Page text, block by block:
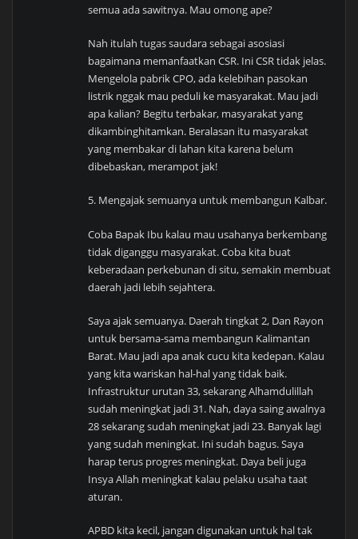
semua ada sawitnya. Mau omong ape?
Nah itulah tugas saudara sebagai asosiasi
bagaimana memanfaatkan CSR. Ini CSR tidak jelas.
Mengelola pabrik CPO, ada kelebihan pasokan
listrik nggak mau peduli ke masyarakat. Mau jadi
apa kalian? Begitu terbakar, masyarakat yang
dikambinghitamkan. Beralasan itu masyarakat
yang membakar di lahan kita karena belum
dibebaskan, merampot jak!
5. Mengajak semuanya untuk membangun Kalbar.
Coba Bapak Ibu kalau mau usahanya berkembang
tidak diganggu masyarakat. Coba kita buat
keberadaan perkebunan di situ, semakin membuat
daerah jadi lebih sejahtera.
Saya ajak semuanya. Daerah tingkat 2, Dan Rayon
untuk bersama-sama membangun Kalimantan
Barat. Mau jadi apa anak cucu kita kedepan. Kalau
yang kita wariskan hal-hal yang tidak baik.
Infrastruktur urutan 33, sekarang Alhamdulillah
sudah meningkat jadi 31. Nah, daya saing awalnya
28 sekarang sudah meningkat jadi 23. Banyak lagi
yang sudah meningkat. Ini sudah bagus. Saya
harap terus progres meningkat. Daya beli juga
Insya Allah meningkat kalau pelaku usaha taat
aturan.
APBD kita kecil, jangan digunakan untuk hal tak